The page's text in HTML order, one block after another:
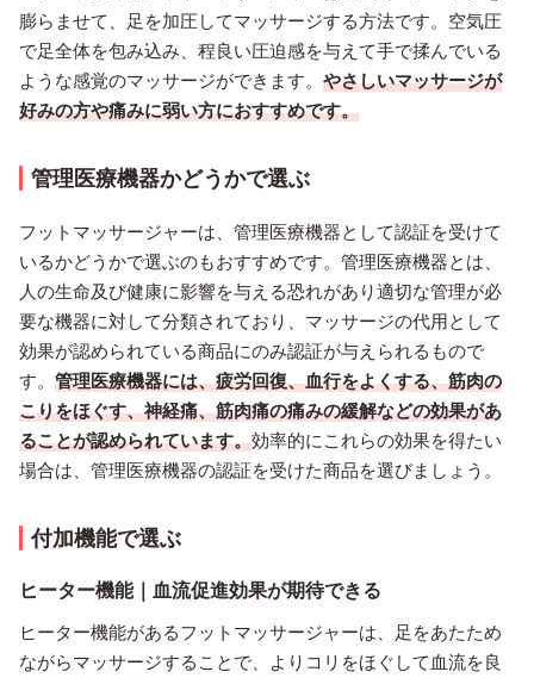
膨らませて、足を加圧してマッサージする方法です。空気圧
で足全体を包み込み、程良い圧迫感を与えて手で揉んでいる
ような感覚のマッサージができます。 やさしいマッサージが
好みの方や痛みに弱い方におすすめです。
管理医療機器かどうかで選ぶ
フットマッサージャーは、管理医療機器として認証を受けて
いるかどうかで選ぶのもおすすめです。管理医療機器とは、
人の生命及び健康に影響を与える恐れがあり適切な管理が必
要な機器に対して分類されており、マッサージの代用として
効果が認められている商品にのみ認証が与えられるもので
す。 管理医療機器には、疲労回復、血行をよくする、筋肉の
こりをほぐす、神経痛、筋肉痛の痛みの緩解などの効果があ
ることが認められています。効率的にこれらの効果を得たい
場合は、管理医療機器の認証を受けた商品を選びましょう。
付加機能で選ぶ
ヒーター機能｜血流促進効果が期待できる
ヒーター機能があるフットマッサージャーは、足をあたため
ながらマッサージすることで、よりコリをほぐして血流を良